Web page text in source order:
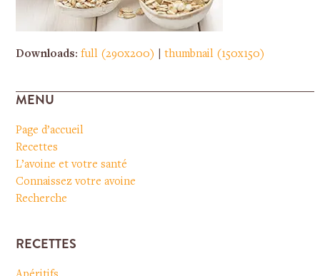
Downloads:full (290x200) |thumbnail (150x150)
MENU
Page d’accueil
Recettes
L’avoine et votre santé
Connaissez votre avoine
Recherche
RECETTES